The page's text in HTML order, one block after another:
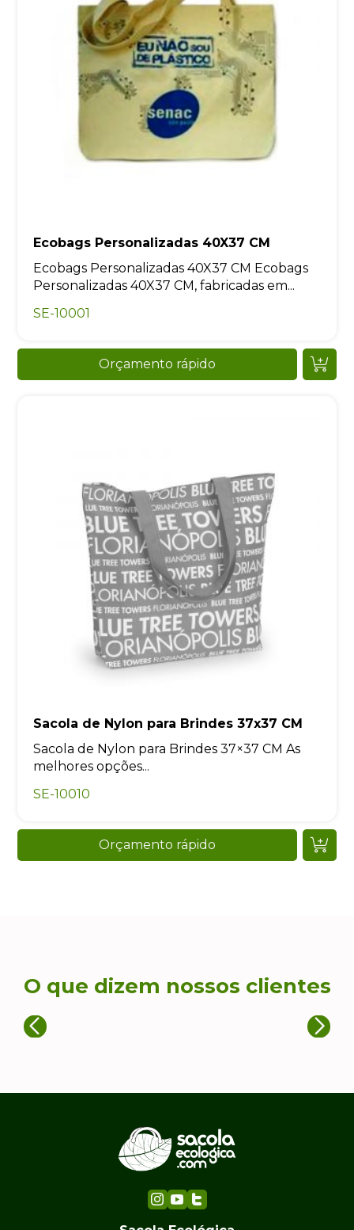
Ecobags Personalizadas 40X37 CM
Ecobags Personalizadas 40X37 CM Ecobags
Personalizadas 40X37 CM, fabricadas em...
SE-10001
Orçamento rápido
Sacola de Nylon para Brindes 37x37 CM
Sacola de Nylon para Brindes 37×37 CM As
melhores opções...
SE-10010
Orçamento rápido
O que dizem nossos clientes